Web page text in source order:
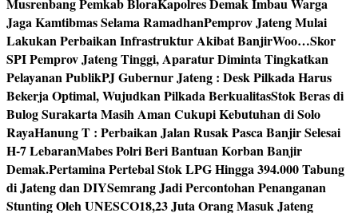
Jaga Kamtibmas Selama RamadhanPemprov Jateng Mulai
Lakukan Perbaikan Infrastruktur Akibat BanjirWoo…Skor
SPI Pemprov Jateng Tinggi, Aparatur Diminta Tingkatkan
Pelayanan PublikPJ Gubernur Jateng : Desk Pilkada Harus
Bekerja Optimal, Wujudkan Pilkada BerkualitasStok Beras di
Bulog Surakarta Masih Aman Cukupi Kebutuhan di Solo
RayaHanung T : Perbaikan Jalan Rusak Pasca Banjir Selesai
H-7 LebaranMabes Polri Beri Bantuan Korban Banjir
Demak.Pertamina Pertebal Stok LPG Hingga 394.000 Tabung
di Jateng dan DIYSemrang Jadi Percontohan Penanganan
Stunting Oleh UNESCO18,23 Juta Orang Masuk Jateng